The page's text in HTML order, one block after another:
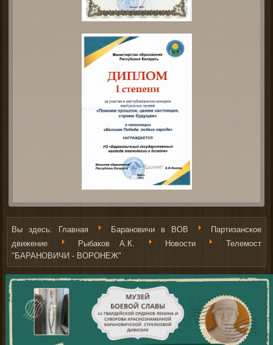
Вы здесь: Главная Барановичи в ВОВ
Партизанское
движение
Рыбаков А.К. Новости
Телемост
"БАРАНОВИЧИ - ВОРОНЕЖ"